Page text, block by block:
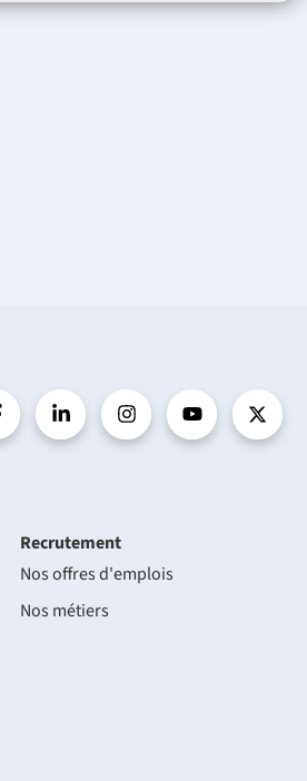
Recrutement
Nos offres d'emplois
Nos métiers